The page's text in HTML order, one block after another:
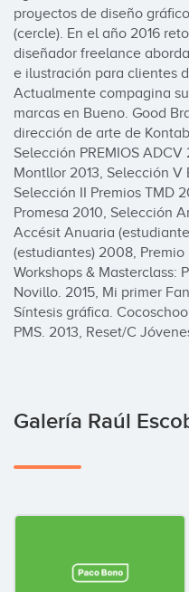
proyectos de diseño
(cercle). En el año 2016
diseñador freelance
e ilustración para clientes
Actualmente compagina
marcas en Bueno. Good
dirección de arte de
Selección PREMIOS ADCV
Montllor 2013, Selección V
Selección II Premios TMD
Promesa 2010, Selección
Accésit Anuaria
(estudiantes) 2008,
Workshops & Masterclass:
Novillo. 2015, Mi primer
Síntesis gráfica.
PMS. 2013, Reset/C
Galería Raúl